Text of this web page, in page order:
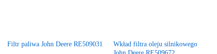
Filtr paliwa John Deere RE509031
Wkład filtra oleju silnikowego